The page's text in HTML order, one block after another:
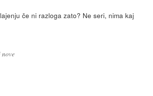
če ni razloga zato? Ne seri, nima kaj
nove